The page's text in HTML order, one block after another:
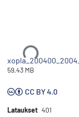
Ladataan...
59.43 MB
CC BY 4.0
Lataukset 401